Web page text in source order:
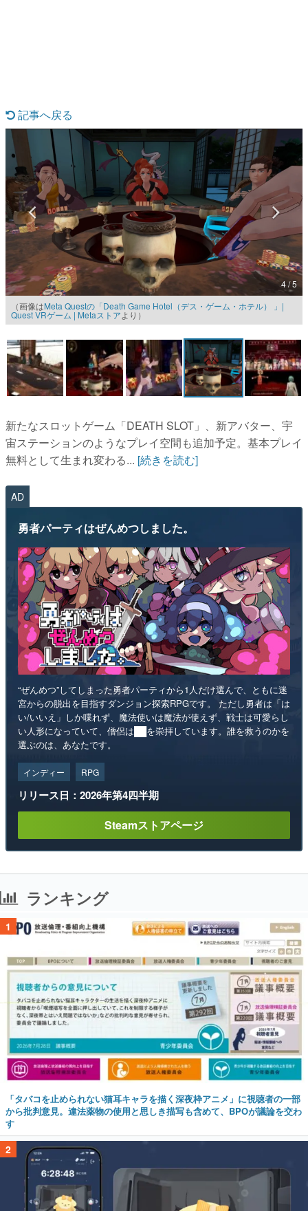
なんでゲームは面白い？
ゲーム開発者・hamatsu氏がゲームの魅力を画面や操作の
具体的な形から解き明かしていく、硬派で骨太な評論連載
です。
ゲームが変えた日本語
「経験値」「裏技」「ラスボス」… ゲームにまつわる言葉
の起源や用法の変遷を、コンピューター文化史研究家・タ
イニーP氏が徹底調査。
カテゴリ
特集記事
マンガ
女性向け
アプリレビュー
その他
電ファミニコゲーマーとは？
運営：株式会社マレ
記事へ戻る
4 / 5
（画像はMeta Questの「Death Game Hotel（デス・ゲーム・ホテル） 」|
Quest VRゲーム | Metaストアより）
新たなスロットゲーム「DEATH SLOT」、新アバター、宇
宙ステーションのようなプレイ空間も追加予定。基本プレイ
無料として生まれ変わる... [続きを読む]
AD
勇者パーティはぜんめつしました。
“ぜんめつ”してしまった勇者パーティから1人だけ選んで、ともに迷
宮からの脱出を目指すダンジョン探索RPGです。 ただし勇者は「は
い/いいえ」しか喋れず、魔法使いは魔法が使えず、戦士は可愛らし
い人形になっていて、僧侶は██を崇拝しています。誰を救うのかを
選ぶのは、あなたです。
インディー RPG
リリース日：2026年第4四半期
Steamストアページ
ランキング
1
「タバコを止められない猫耳キャラを描く深夜枠アニメ」に視聴者の一部
から批判意見。違法薬物の使用と思しき描写も含めて、BPOが議論を交わ
す
2